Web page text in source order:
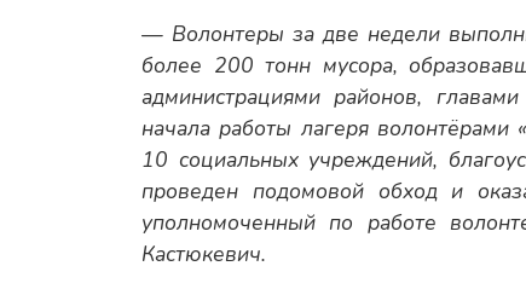
— Волонтеры за две недели
более 200 тонн мусора,
администрациями районов,
начала работы лагеря
10 социальных учреждений,
проведен подомовой обход и
уполномоченный по работе
Кастюкевич.